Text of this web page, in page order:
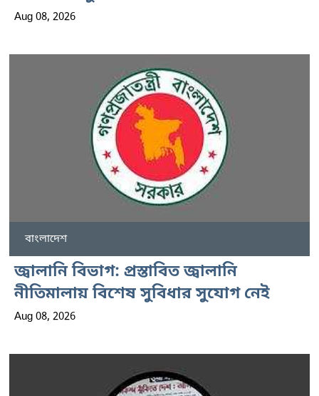
Aug 08, 2026
বাংলাদেশ
জ্বালানি বিভাগ: প্রস্তাবিত জ্বালানি
নীতিমালায় বিশেষ সুবিধার সুযোগ নেই
Aug 08, 2026